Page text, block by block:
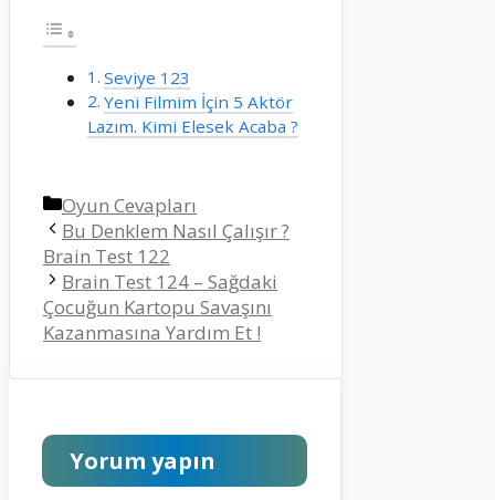
Seviye 123
Yeni Filmim İçin 5 Aktör
Lazım. Kimi Elesek Acaba ?
Kategoriler
Oyun Cevapları
Bu Denklem Nasıl Çalışır ?
Brain Test 122
Brain Test 124 – Sağdaki
Çocuğun Kartopu Savaşını
Kazanmasına Yardım Et !
Yorum yapın